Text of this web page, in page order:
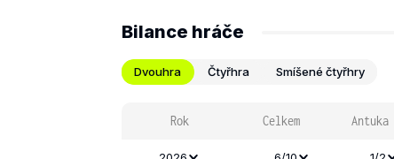
Bilance hráče
Dvouhra Čtyřhra Smíšené čtyřhry
Rok Celkem Antuka